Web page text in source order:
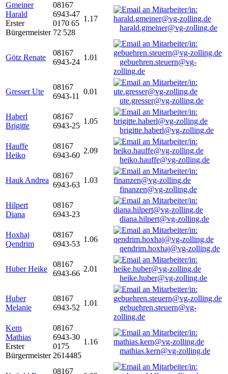
Gmeiner
Harald
Erster
Bürgermeister
08167
6943-47
0170 65
72 528
1.17
harald.gmeiner@vg-zolling.de
Götz Renate
08167
6943-24
1.01
gebuehren.steuern@vg-
zolling.de
Gresser Ute
08167
6943-11
0.01
ute.gresser@vg-zolling.de
Haberl
Brigitte
08167
6943-25
1.05
brigitte.haberl@vg-zolling.de
Hauffe
Heiko
08167
6943-60
2.09
heiko.hauffe@vg-zolling.de
Hauk Andrea
08167
6943-63
1.03
finanzen@vg-zolling.de
Hilpert
Diana
08167
6943-23
diana.hilpert@vg-zolling.de
Hoxhaj
Qendrim
08167
6943-53
1.06
qendrim.hoxhaj@vg-zolling.de
Huber Heike
08167
6943-66
2.01
heike.huber@vg-zolling.de
Huber
Melanie
08167
6943-52
1.01
gebuehren.steuern@vg-
zolling.de
Kern
Mathias
Erster
Bürgermeister
08167
6943-30
0175
2614485
1.16
mathias.kern@vg-zolling.de
08167